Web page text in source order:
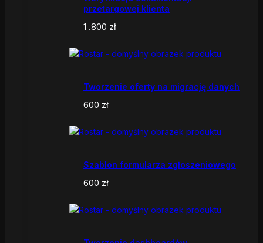
przetargowej klienta
1 .800 zł
Tworzenie oferty na migrację danych
600 zł
Szablon formularza zgłoszeniowego
600 zł